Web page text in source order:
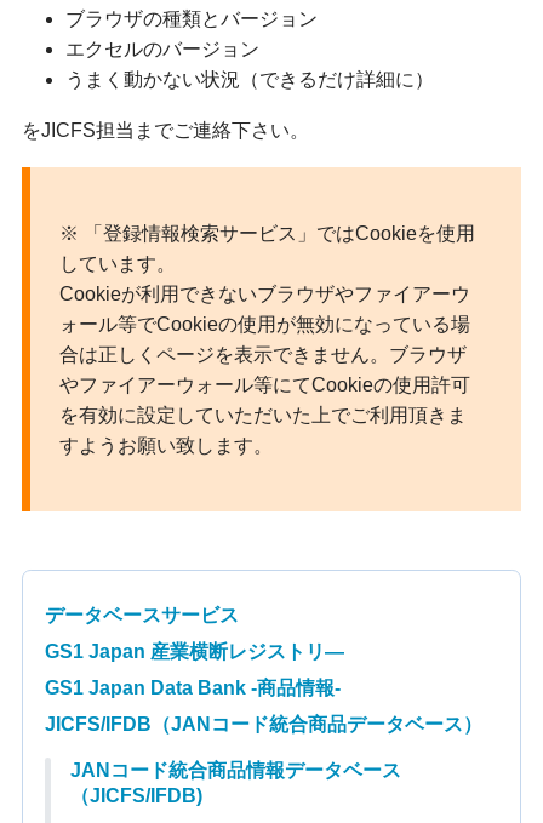
ブラウザの種類とバージョン
エクセルのバージョン
うまく動かない状況（できるだけ詳細に）
をJICFS担当までご連絡下さい。
※ 「登録情報検索サービス」ではCookieを使用
しています。
Cookieが利用できないブラウザやファイアーウ
ォール等でCookieの使用が無効になっている場
合は正しくページを表示できません。ブラウザ
やファイアーウォール等にてCookieの使用許可
を有効に設定していただいた上でご利用頂きま
すようお願い致します。
データベースサービス
GS1 Japan 産業横断レジストリ—
GS1 Japan Data Bank -商品情報-
JICFS/IFDB（JANコード統合商品データベース）
JANコード統合商品情報データベース
（JICFS/IFDB)